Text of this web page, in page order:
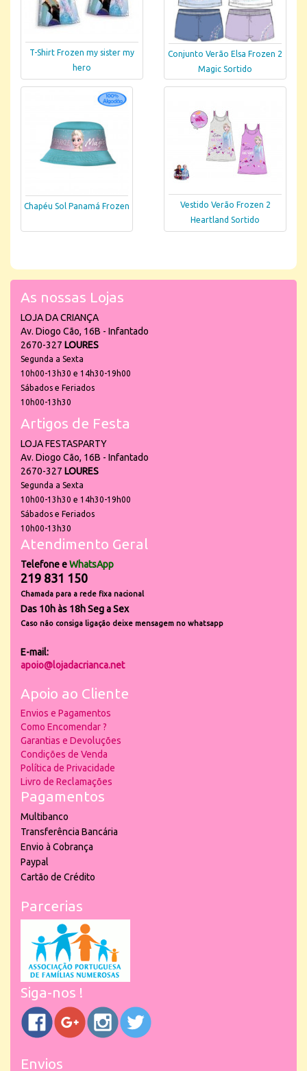
T-Shirt Frozen my sister my
hero
Conjunto Verão Elsa Frozen 2
Magic Sortido
Chapéu Sol Panamá Frozen
Vestido Verão Frozen 2
Heartland Sortido
As nossas Lojas
LOJA DA CRIANÇA
Av. Diogo Cão, 16B - Infantado
2670-327 LOURES
Segunda a Sexta
10h00-13h30 e 14h30-19h00
Sábados e Feriados
10h00-13h30
Artigos de Festa
LOJA FESTASPARTY
Av. Diogo Cão, 16B - Infantado
2670-327 LOURES
Segunda a Sexta
10h00-13h30 e 14h30-19h00
Sábados e Feriados
10h00-13h30
Atendimento Geral
Telefone eWhatsApp
219 831 150
Chamada para a rede fixa nacional
Das 10h às 18h Seg a Sex
Caso não consiga ligação deixe mensagem no whatsapp
E-mail:
apoio@lojadacrianca.net
Apoio ao Cliente
Envios e Pagamentos
Como Encomendar ?
Garantias e Devoluções
Condições de Venda
Política de Privacidade
Livro de Reclamações
Pagamentos
Multibanco
Transferência Bancária
Envio à Cobrança
Paypal
Cartão de Crédito
Parcerias
Siga-nos !
Envios